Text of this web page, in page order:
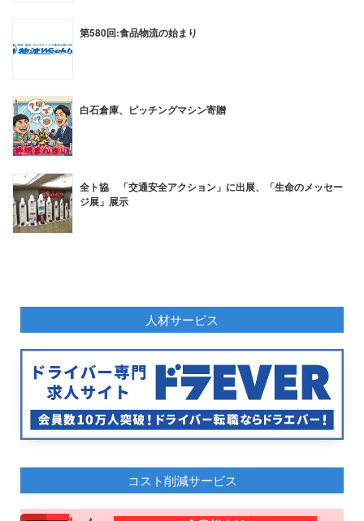
第580回:食品物流の始まり
白石倉庫、ピッチングマシン寄贈
全ト協 「交通安全アクション」に出展、「生命のメッセー
ジ展」展示
人材サービス
コスト削減サービス